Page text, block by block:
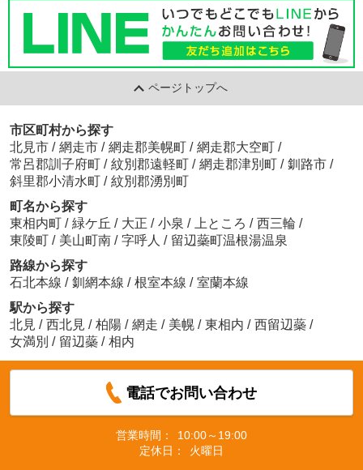
ページトップへ
市区町村から探す
北見市 / 網走市 / 網走郡美幌町 / 網走郡大空町 /
常呂郡訓子府町 / 紋別郡遠軽町 / 網走郡津別町 / 釧路市 /
斜里郡小清水町 / 紋別郡湧別町
町名から探す
東相内町 / 緑ケ丘 / 大正 / 小泉 / 上ところ / 西三輪 /
東陵町 / 美山町南 / 字呼人 / 留辺蘂町温根湯温泉
路線から探す
石北本線 / 釧網本線 / 根室本線 / 室蘭本線
駅から探す
北見 / 西北見 / 柏陽 / 網走 / 美幌 / 東相内 / 西留辺蘂 /
女満別 / 留辺蘂 / 相内
電話でお問い合わせ
営業時間：
10:00～19:00
定休日：
火曜日